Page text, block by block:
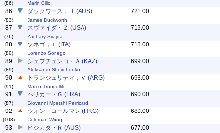
(86) Marin Cilic
86
(83)
ダックワース，Ｊ (AUS)
James Duckworth
721.00
87
(76)
スヴァイダ・Ｚ (USA)
Zachary Svajda
719.00
88
(80)
ソネゴ，Ｌ (ITA)
Lorenzo Sonego
718.00
89
(89)
シェフチェンコ・Ａ (KAZ)
Aleksandr Shevchenko
699.00
90
(91)
トランジェリティ，Ｍ (ARG)
Marco Trungelliti
693.00
91
(87)
ペリカー・Ｇ (FRA)
Giovanni Mpetshi Perricard
690.00
92
(108)
ウォン・コールマン (HKG)
Coleman Wong
680.00
93 ヒジカタ・Ｒ (AUS) 677.00